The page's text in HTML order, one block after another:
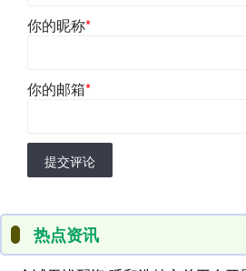
你的昵称*
你的邮箱*
提交评论
热点资讯